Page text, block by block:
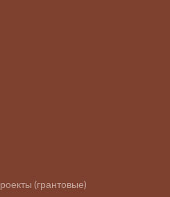
(грантовые)